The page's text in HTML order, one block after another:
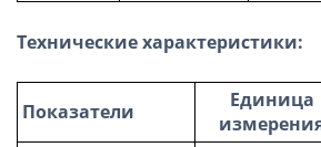
Технические характеристики:
Показатели
Единица